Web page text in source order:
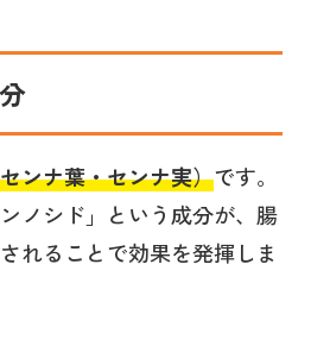
ンナ葉・センナ実）です。
ノシド」という成分が、腸
れることで効果を発揮しま